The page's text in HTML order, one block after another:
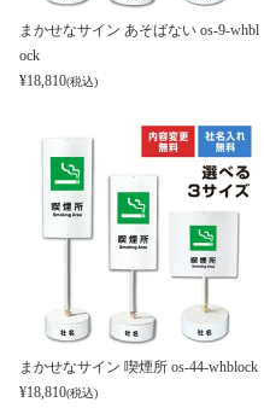
まかせなサイン あそばない os-9-whbl
ock
¥18,810(税込)
まかせなサイン 喫煙所 os-44-whblock
¥18,810(税込)